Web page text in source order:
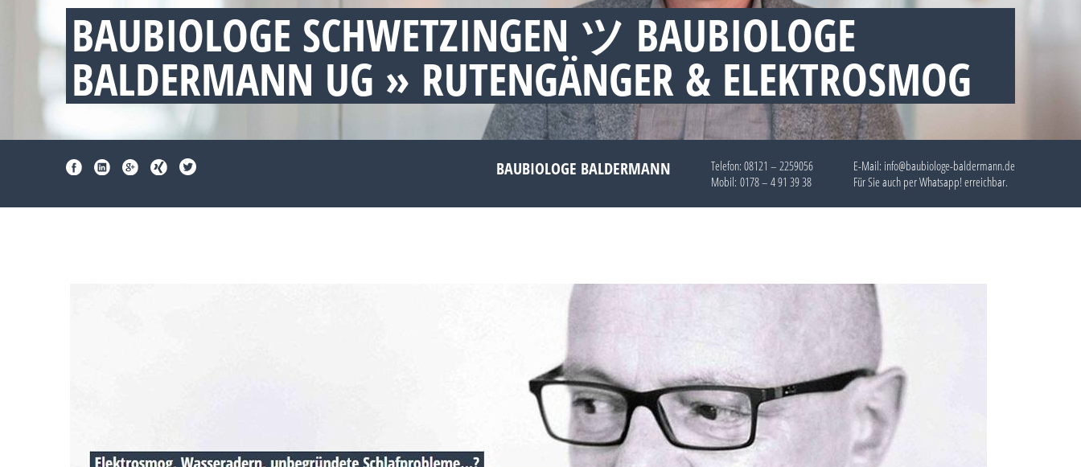
BAUBIOLOGE SCHWETZINGEN ツ BAUBIOLOGE
BALDERMANN UG » RUTENGÄNGER & ELEKTROSMOG
BAUBIOLOGE BALDERMANN Telefon: 08121 – 2259056
Mobil: 0178 – 4 91 39 38
E-Mail: info@baubiologe-baldermann.de
Für Sie auch perWhatsapp!erreichbar.